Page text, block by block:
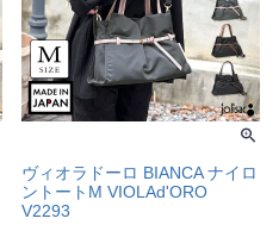
ヴィオラドーロ BIANCA ナイロ
ントートM VIOLAd'ORO
V2293